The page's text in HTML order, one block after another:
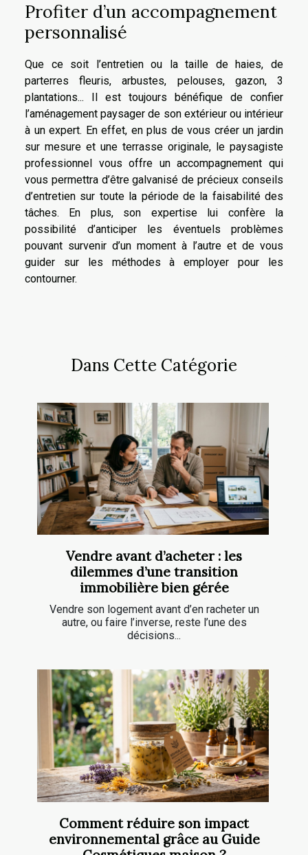
Profiter d’un accompagnement
personnalisé
Que ce soit l’entretien ou la taille de haies, de
parterres fleuris, arbustes, pelouses, gazon, 3
plantations... Il est toujours bénéfique de confier
l’aménagement paysager de son extérieur ou intérieur
à un expert. En effet, en plus de vous créer un jardin
sur mesure et une terrasse originale, le paysagiste
professionnel vous offre un accompagnement qui
vous permettra d’être galvanisé de précieux conseils
d’entretien sur toute la période de la faisabilité des
tâches. En plus, son expertise lui confère la
possibilité d’anticiper les éventuels problèmes
pouvant survenir d’un moment à l’autre et de vous
guider sur les méthodes à employer pour les
contourner.
Dans Cette Catégorie
Vendre avant d’acheter : les
dilemmes d’une transition
immobilière bien gérée
Vendre son logement avant d’en racheter un
autre, ou faire l’inverse, reste l’une des
décisions...
Comment réduire son impact
environnemental grâce au Guide